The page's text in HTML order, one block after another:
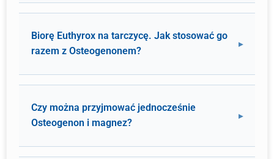
Biorę Euthyrox na tarczycę. Jak stosować go
razem z Osteogenonem?
Czy można przyjmować jednocześnie
Osteogenon i magnez?